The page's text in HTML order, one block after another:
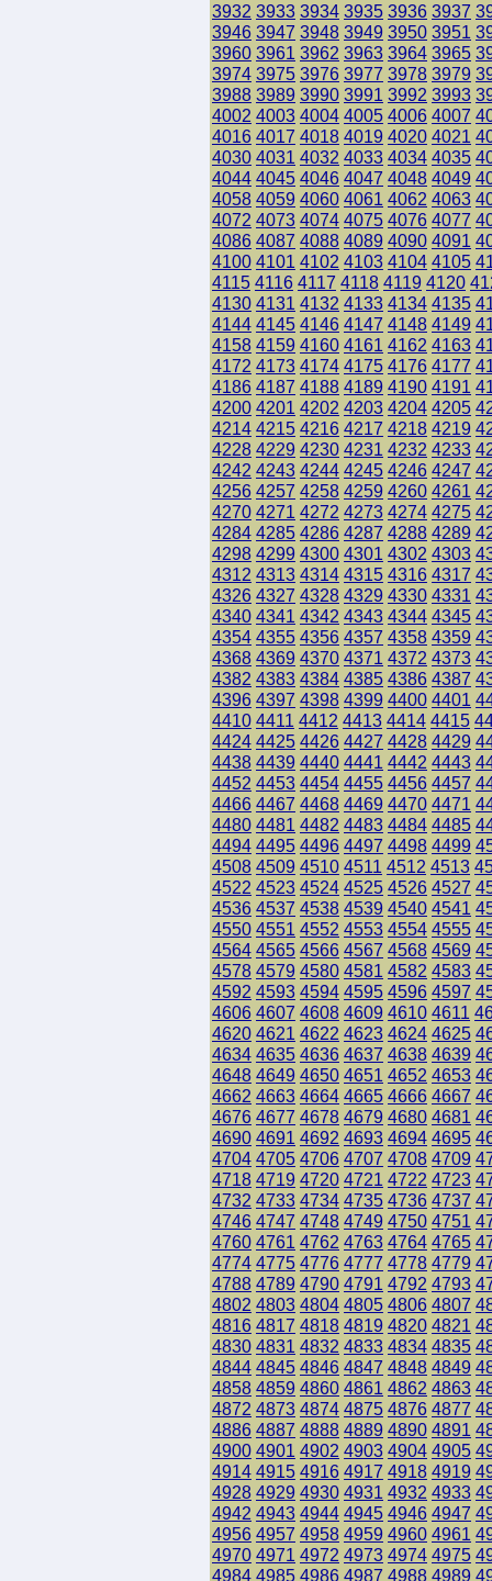
3932 3933 3934 3935 3936 3937
3946 3947 3948 3949 3950 3951
3960 3961 3962 3963 3964 3965
3974 3975 3976 3977 3978 3979
3988 3989 3990 3991 3992 3993
4002 4003 4004 4005 4006 4007
4016 4017 4018 4019 4020 4021
4030 4031 4032 4033 4034 4035
4044 4045 4046 4047 4048 4049
4058 4059 4060 4061 4062 4063
4072 4073 4074 4075 4076 4077
4086 4087 4088 4089 4090 4091
4100 4101 4102 4103 4104 4105
4115 4116 4117 4118 4119 4120
4130 4131 4132 4133 4134 4135
4144 4145 4146 4147 4148 4149
4158 4159 4160 4161 4162 4163
4172 4173 4174 4175 4176 4177
4186 4187 4188 4189 4190 4191
4200 4201 4202 4203 4204 4205
4214 4215 4216 4217 4218 4219
4228 4229 4230 4231 4232 4233
4242 4243 4244 4245 4246 4247
4256 4257 4258 4259 4260 4261
4270 4271 4272 4273 4274 4275
4284 4285 4286 4287 4288 4289
4298 4299 4300 4301 4302 4303
4312 4313 4314 4315 4316 4317
4326 4327 4328 4329 4330 4331
4340 4341 4342 4343 4344 4345
4354 4355 4356 4357 4358 4359
4368 4369 4370 4371 4372 4373
4382 4383 4384 4385 4386 4387
4396 4397 4398 4399 4400 4401
4410 4411 4412 4413 4414 4415
4424 4425 4426 4427 4428 4429
4438 4439 4440 4441 4442 4443
4452 4453 4454 4455 4456 4457
4466 4467 4468 4469 4470 4471
4480 4481 4482 4483 4484 4485
4494 4495 4496 4497 4498 4499
4508 4509 4510 4511 4512 4513
4522 4523 4524 4525 4526 4527
4536 4537 4538 4539 4540 4541
4550 4551 4552 4553 4554 4555
4564 4565 4566 4567 4568 4569
4578 4579 4580 4581 4582 4583
4592 4593 4594 4595 4596 4597
4606 4607 4608 4609 4610 4611
4620 4621 4622 4623 4624 4625
4634 4635 4636 4637 4638 4639
4648 4649 4650 4651 4652 4653
4662 4663 4664 4665 4666 4667
4676 4677 4678 4679 4680 4681
4690 4691 4692 4693 4694 4695
4704 4705 4706 4707 4708 4709
4718 4719 4720 4721 4722 4723
4732 4733 4734 4735 4736 4737
4746 4747 4748 4749 4750 4751
4760 4761 4762 4763 4764 4765
4774 4775 4776 4777 4778 4779
4788 4789 4790 4791 4792 4793
4802 4803 4804 4805 4806 4807
4816 4817 4818 4819 4820 4821
4830 4831 4832 4833 4834 4835
4844 4845 4846 4847 4848 4849
4858 4859 4860 4861 4862 4863
4872 4873 4874 4875 4876 4877
4886 4887 4888 4889 4890 4891
4900 4901 4902 4903 4904 4905
4914 4915 4916 4917 4918 4919
4928 4929 4930 4931 4932 4933
4942 4943 4944 4945 4946 4947
4956 4957 4958 4959 4960 4961
4970 4971 4972 4973 4974 4975
4984 4985 4986 4987 4988 4989